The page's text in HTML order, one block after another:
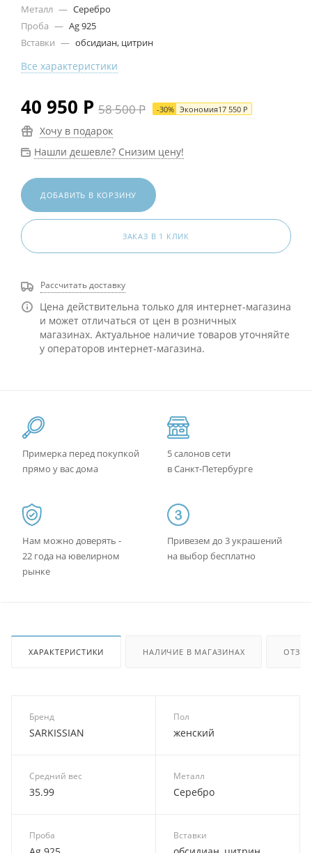
Металл — Серебро
Проба — Ag 925
Вставки — обсидиан, цитрин
Все характеристики
40 950 Р 58 500Р -30% Экономия17 550 Р
Хочу в подарок
Нашли дешевле? Снизим цену!
ДОБАВИТЬ В КОРЗИНУ
ЗАКАЗ В 1 КЛИК
Рассчитать доставку
Цена действительна только для интернет-магазина
и может отличаться от цен в розничных
магазинах. Актуальное наличие товаров уточняйте
у операторов интернет-магазина.
Примерка перед покупкой
прямо у вас дома
5 салонов сети
в Санкт-Петербурге
Нам можно доверять -
22 года на ювелирном
рынке
Привезем до 3 украшений
на выбор бесплатно
ХАРАКТЕРИСТИКИ НАЛИЧИЕ В МАГАЗИНАХ
Бренд
SARKISSIAN
Пол
женский
Средний вес
35.99
Металл
Серебро
Проба Вставки